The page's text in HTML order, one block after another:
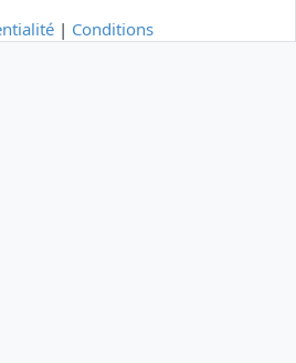
| Conditions